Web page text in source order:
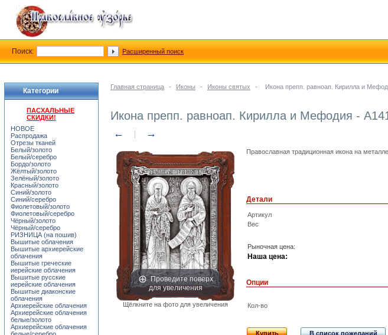
Главная страница - Иконы - Иконы святых - Икона препп. равноап. Кирилла и
Икона препп. равноап. Кирилла и Мефодия -
← →
Проведите поверх
для увеличения
Щёлкните на фото для увеличения
Православная традиционная икона на
Детали
Артикул
Вес
Рыночная цена:
Наша цена:
Опции
Кол-во
Купить В список пожеланий
Категории
ПАСХАЛЬНЫЕ
СКИДКИ!
НОВОЕ
Распродажа
Отрезы тканей
Белый/золото
Белый/серебро
Бордо/золото
Жёлтый/золото
Зелёный/золото
Красный/золото
Синий/золото
Синий/серебро
Фиолетовый/золото
Фиолетовый/серебро
Чёрный/золото
Чёрный/серебро
РИЗНИЦА (на пошив)
Вышитые облачения
Вышитые архиерейские
облачения
Вышитые греческие
иерейские облачения
Вышитые русские
иерейские облачения
Вышитые диаконские
облачения
Архиерейские облачения
Архиерейские облачения
белые/золото
Архиерейские облачения
Поиск: Расширенный поиск